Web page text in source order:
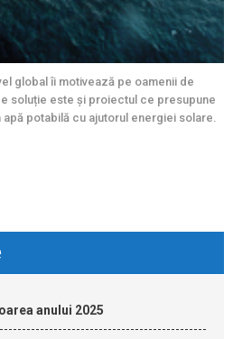
global îi motivează pe oamenii de
soluție este și proiectul ce presupune
potabilă cu ajutorul energiei solare.
anului 2025